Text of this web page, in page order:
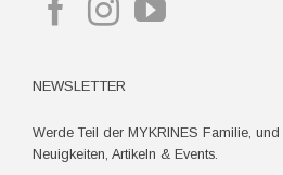
NEWSLETTER
Werde Teil der MYKRINES Familie,
Neuigkeiten, Artikeln & Events.